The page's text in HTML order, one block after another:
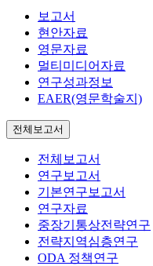
보고서
현안자료
영문자료
멀티미디어자료
연구성과정보
EAER(영문학술지)
전체보고서
전체보고서
연구보고서
기본연구보고서
연구자료
중장기통상전략연구
전략지역심층연구
ODA 정책연구